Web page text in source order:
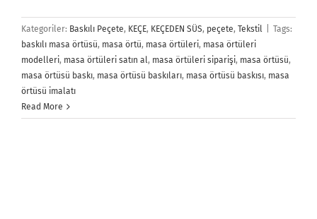
Kategoriler: Baskılı Peçete, KEÇE, KEÇEDEN SÜS, peçete, Tekstil
Tags:
baskılı masa örtüsü, masa örtü, masa örtüleri, masa örtüleri
modelleri, masa örtüleri satın al, masa örtüleri siparişi, masa örtüsü,
masa örtüsü baskı, masa örtüsü baskıları, masa örtüsü baskısı, masa
örtüsü imalatı
Read More